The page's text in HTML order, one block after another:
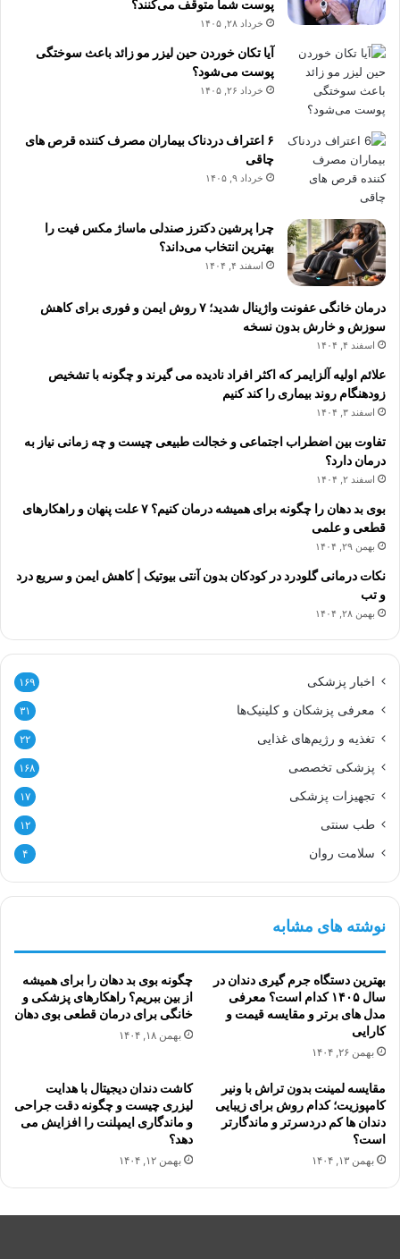
پوست شما متوقف می‌کنند؟
خرداد ۲۸, ۱۴۰۵
آیا تکان خوردن حین لیزر مو زائد باعث سوختگی
پوست می‌شود؟
خرداد ۲۶, ۱۴۰۵
۶ اعتراف دردناک بیماران مصرف کننده قرص های
چاقی
خرداد ۹, ۱۴۰۵
چرا پرشین دکترز صندلی ماساژ مکس فیت را
بهترین انتخاب می‌داند؟
اسفند ۴, ۱۴۰۴
درمان خانگی عفونت واژینال شدید؛ ۷ روش ایمن و فوری برای کاهش
سوزش و خارش بدون نسخه
اسفند ۴, ۱۴۰۴
علائم اولیه آلزایمر که اکثر افراد نادیده می گیرند و چگونه با تشخیص
زودهنگام روند بیماری را کند کنیم
اسفند ۳, ۱۴۰۴
تفاوت بین اضطراب اجتماعی و خجالت طبیعی چیست و چه زمانی نیاز به
درمان دارد؟
اسفند ۲, ۱۴۰۴
بوی بد دهان را چگونه برای همیشه درمان کنیم؟ ۷ علت پنهان و راهکارهای
قطعی و علمی
بهمن ۲۹, ۱۴۰۴
نکات درمانی گلودرد در کودکان بدون آنتی بیوتیک | کاهش ایمن و سریع درد
و تب
بهمن ۲۸, ۱۴۰۴
اخبار پزشکی ۱۶۹
معرفی پزشکان و کلینیک‌ها ۳۱
تغذیه و رژیم‌های غذایی ۲۲
پزشکی تخصصی ۱۶۸
تجهیزات پزشکی ۱۷
طب سنتی ۱۲
سلامت روان ۴
نوشته های مشابه
بهترین دستگاه جرم گیری دندان در
سال ۱۴۰۵ کدام است؟ معرفی
مدل های برتر و مقایسه قیمت و
کارایی
بهمن ۲۶, ۱۴۰۴
چگونه بوی بد دهان را برای همیشه
از بین ببریم؟ راهکارهای پزشکی و
خانگی برای درمان قطعی بوی دهان
بهمن ۱۸, ۱۴۰۴
مقایسه لمینت بدون تراش با ونیر
کامپوزیت؛ کدام روش برای زیبایی
دندان ها کم دردسرتر و ماندگارتر
است؟
بهمن ۱۳, ۱۴۰۴
کاشت دندان دیجیتال با هدایت
لیزری چیست و چگونه دقت جراحی
و ماندگاری ایمپلنت را افزایش می
دهد؟
بهمن ۱۲, ۱۴۰۴